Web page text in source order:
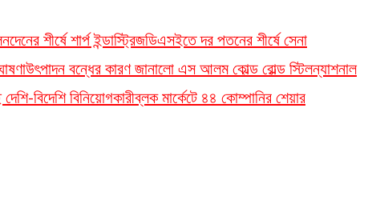
শীর্ষে শার্প ইন্ডাস্ট্রিজডিএসইতে দর পতনের শীর্ষে সেনা
উৎপাদন বন্ধের কারণ জানালো এস আলম কোল্ড রোল্ড স্টিলন্যাশনাল
বিদেশি বিনিয়োগকারীব্লক মার্কেটে ৪৪ কোম্পানির শেয়ার